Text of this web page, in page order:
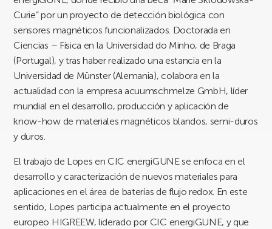
Curie” por un proyecto de detección biológica con
sensores magnéticos funcionalizados. Doctorada en
Ciencias – Física en la Universidad do Minho, de Braga
(Portugal), y tras haber realizado una estancia en la
Universidad de Münster (Alemania), colabora en la
actualidad con la empresa acuumschmelze GmbH, líder
mundial en el desarrollo, producción y aplicación de
know-how de materiales magnéticos blandos, semi-duros
y duros.
El trabajo de Lopes en CIC energiGUNE se enfoca en el
desarrollo y caracterización de nuevos materiales para
aplicaciones en el área de baterías de flujo redox. En este
sentido, Lopes participa actualmente en el proyecto
europeo HIGREEW, liderado por CIC energiGUNE, y que